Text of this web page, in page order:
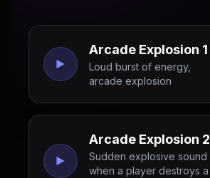
Arcade Explosion 1
Loud burst of energy,
arcade explosion
Arcade Explosion 2
Sudden explosive sound
when a player destroys a